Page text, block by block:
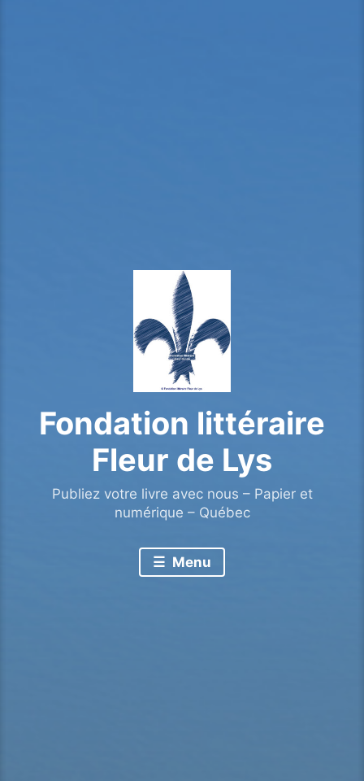
Fondation littéraire
Fleur de Lys
Publiez votre livre avec nous – Papier et
numérique – Québec
Menu